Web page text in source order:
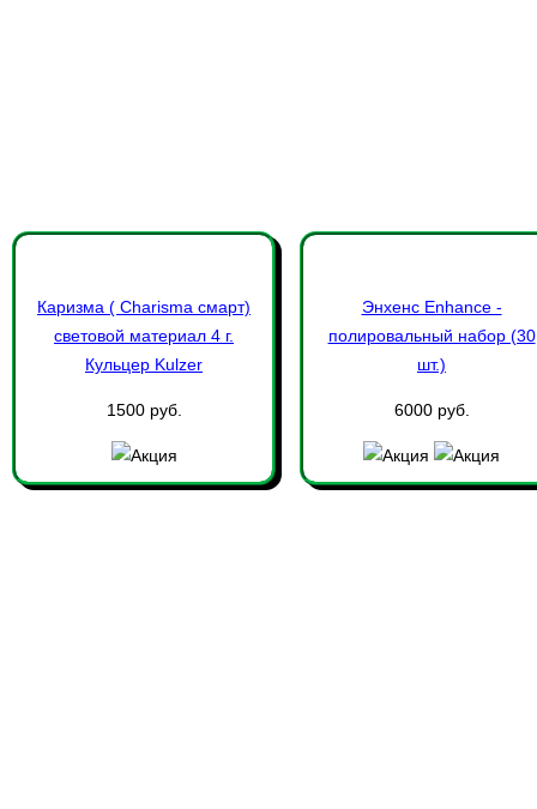
Каризма ( Сharisma смарт)
световой материал 4 г.
Кульцер Kulzer
1500 руб.
Энхенс Enhance -
полировальный набор (30
шт.)
6000 руб.